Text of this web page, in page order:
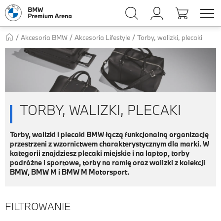
Akcesoria BMW Akcesoria Lifestyle Torby, walizki, plecaki
TORBY, WALIZKI, PLECAKI
Torby, walizki i plecaki BMW łączą funkcjonalną organizację
przestrzeni z wzornictwem charakterystycznym dla marki. W
kategorii znajdziesz plecaki miejskie i na laptop, torby
podróżne i sportowe, torby na ramię oraz walizki z kolekcji
BMW, BMW M i BMW M Motorsport.
FILTROWANIE